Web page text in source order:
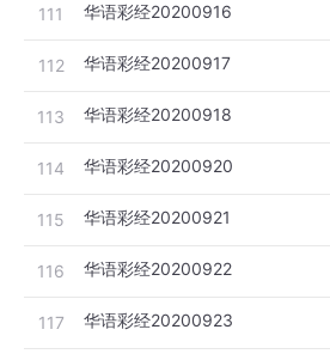
111 华语彩经20200916
112 华语彩经20200917
113 华语彩经20200918
114 华语彩经20200920
115 华语彩经20200921
116 华语彩经20200922
117 华语彩经20200923